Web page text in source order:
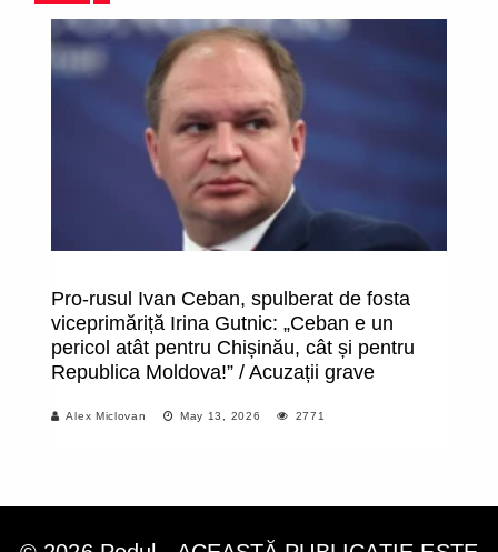
Pro-rusul Ivan Ceban, spulberat de fosta
viceprimăriță Irina Gutnic: „Ceban e un
pericol atât pentru Chișinău, cât și pentru
Republica Moldova!” / Acuzații grave
Alex Miclovan May 13, 2026 2771